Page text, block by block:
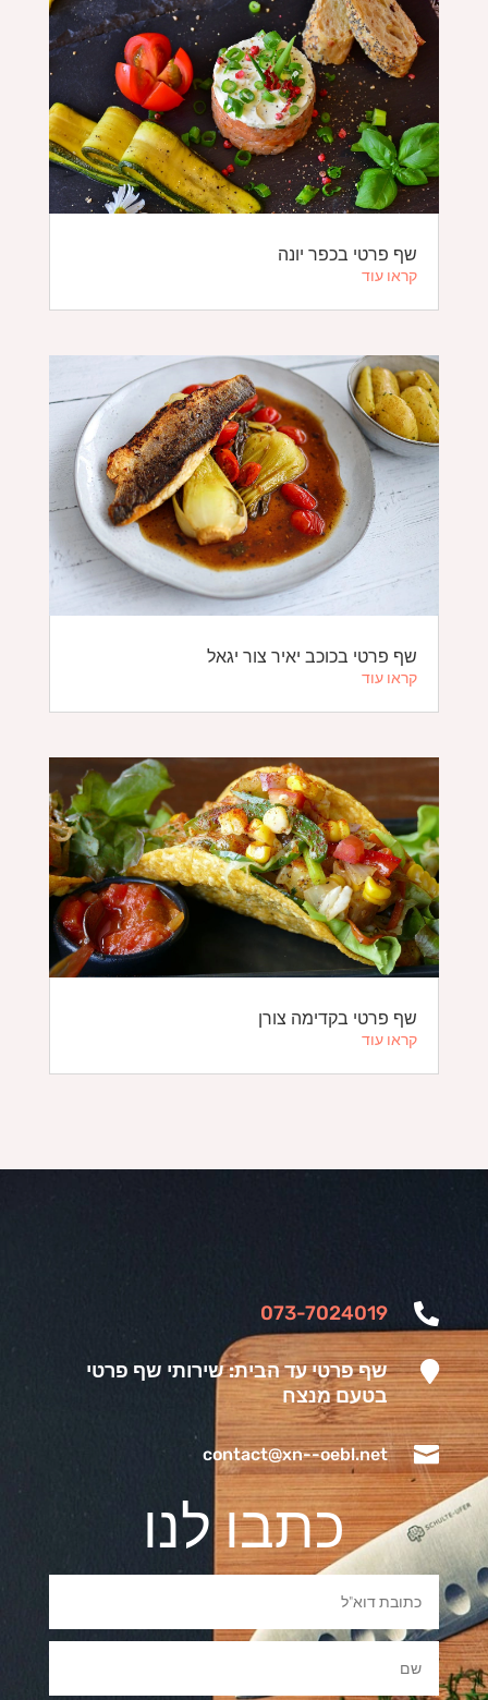
שף פרטי בכפר יונה
קראו עוד
שף פרטי בכוכב יאיר צור יגאל
קראו עוד
שף פרטי בקדימה צורן
קראו עוד

073-7024019

שף פרטי עד הבית: שירותי שף פרטי
בטעם מנצח

contact@xn--oebl.net
כתבו לנו